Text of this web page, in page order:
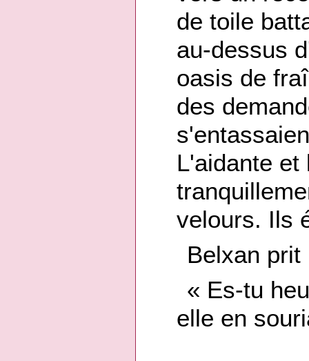
de toile
au-dessus
oasis de
des
L'aidante
velours. Ils
Belxan prit
« Es-tu
elle en